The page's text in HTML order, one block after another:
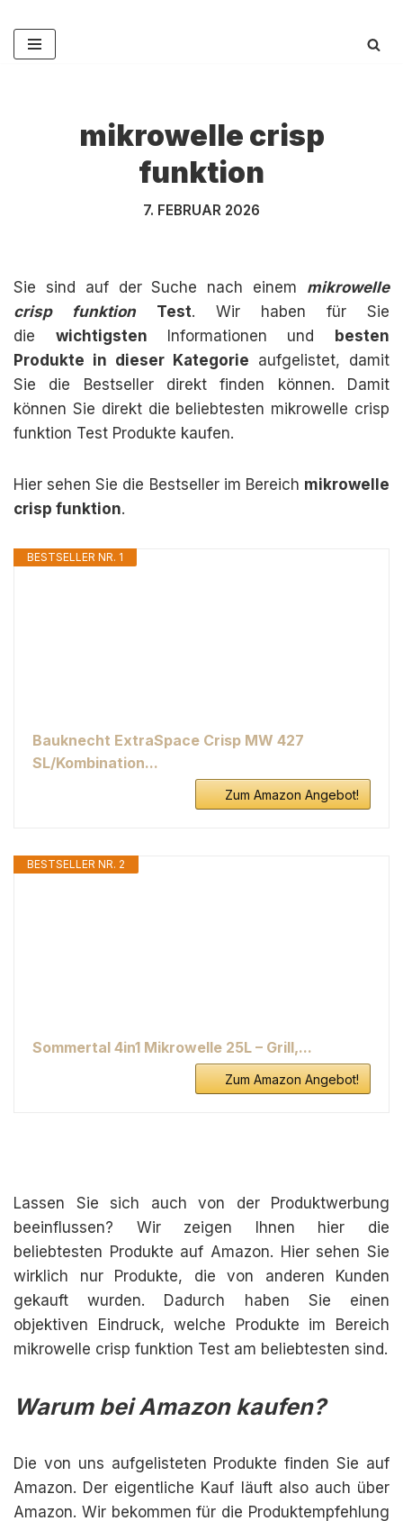
Zum
mikrowelle crisp
funktion
7. FEBRUAR 2026
Sie sind auf der Suche nach einem mikrowelle
crisp funktion
Test. Wir haben für Sie
die wichtigsten Informationen und
besten
Produkte in dieser Kategorie aufgelistet, damit
Sie die Bestseller direkt finden können. Damit
können Sie direkt die beliebtesten mikrowelle crisp
funktion Test Produkte kaufen.
Hier sehen Sie die Bestseller im Bereich mikrowelle
crisp funktion.
BESTSELLER NR. 1
Bauknecht ExtraSpace Crisp MW 427
SL/Kombination...
Zum Amazon Angebot!
BESTSELLER NR. 2
Sommertal 4in1 Mikrowelle 25L – Grill,...
Zum Amazon Angebot!
Lassen Sie sich auch von der Produktwerbung
beeinflussen? Wir zeigen Ihnen hier die
beliebtesten Produkte auf Amazon. Hier sehen Sie
wirklich nur Produkte, die von anderen Kunden
gekauft wurden. Dadurch haben Sie einen
objektiven Eindruck, welche Produkte im Bereich
mikrowelle crisp funktion Test am beliebtesten sind.
Warum bei Amazon kaufen?
Die von uns aufgelisteten Produkte finden Sie auf
Amazon. Der eigentliche Kauf läuft also auch über
Amazon. Wir bekommen für die Produktempfehlung